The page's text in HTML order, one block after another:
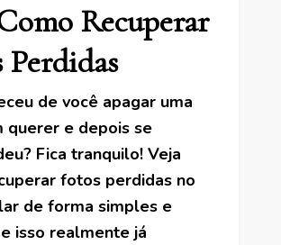
Recuperar
Perdidas
de você apagar uma
querer e depois se
Fica tranquilo! Veja
fotos perdidas no
de forma simples e
isso realmente já